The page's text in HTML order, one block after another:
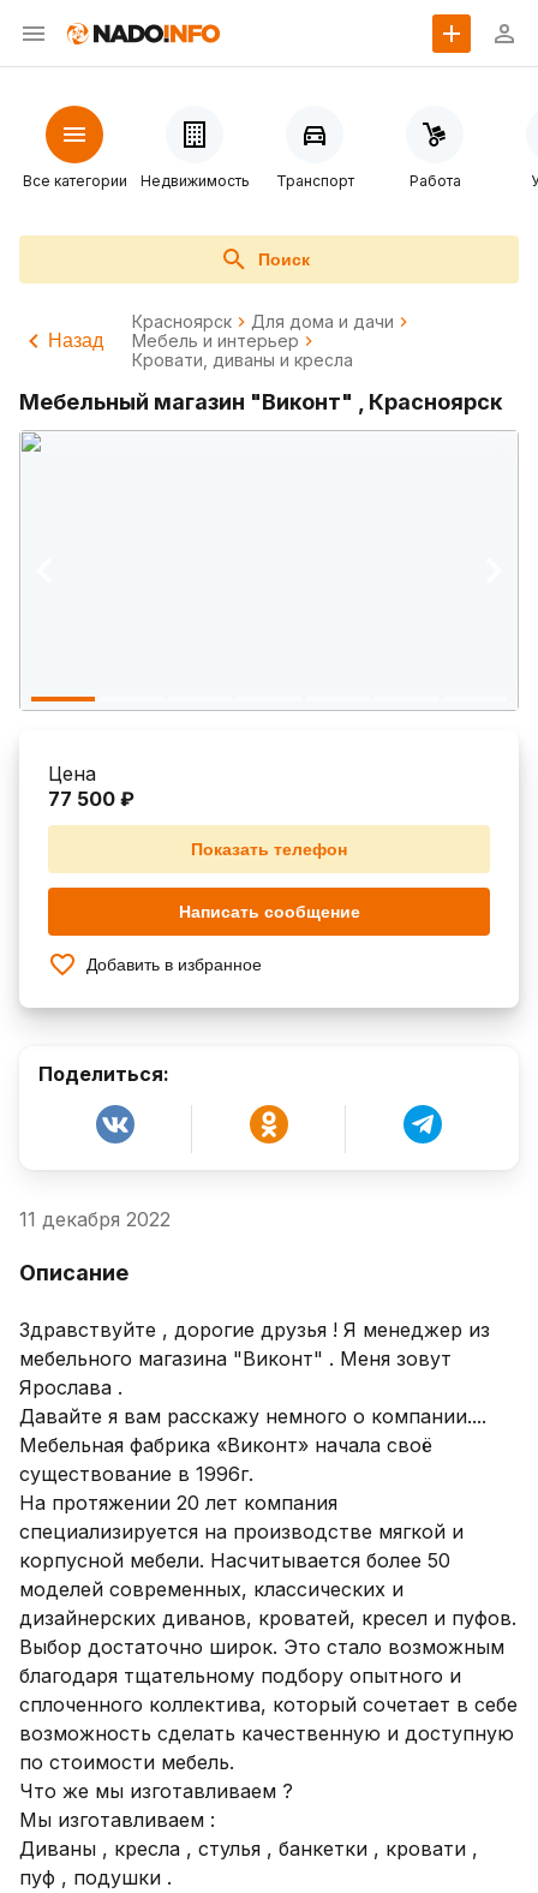
Все категории Недвижимость Транспорт Работа
Поиск
Назад
Красноярск
Для дома и дачи
Мебель и интерьер
Кровати, диваны и кресла
Мебельный магазин "Виконт" , Красноярск
Цена
77 500 ₽
Показать телефон
Написать сообщение
Добавить в избранное
Поделиться:
11 декабря 2022
Описание
Здравствуйте , дорогие друзья ! Я менеджер из
мебельного магазина "Виконт" . Меня зовут
Ярослава .
Давайте я вам расскажу немного о компании....
Мебельная фабрика «Виконт» начала своё
существование в 1996г.
На протяжении 20 лет компания
специализируется на производстве мягкой и
корпусной мебели. Насчитывается более 50
моделей современных, классических и
дизайнерских диванов, кроватей, кресел и пуфов.
Выбор достаточно широк. Это стало возможным
благодаря тщательному подбору опытного и
сплоченного коллектива, который сочетает в себе
возможность сделать качественную и доступную
по стоимости мебель.
Что же мы изготавливаем ?
Мы изготавливаем :
Диваны , кресла , стулья , банкетки , кровати ,
пуф , подушки .